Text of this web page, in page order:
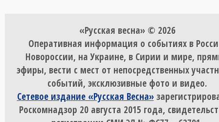
«Русская весна» © 2026
Оперативная информация о событиях в
Новороссии, на Украине, в Сирии и мире,
эфиры, вести с мест от непосредственных
событий, эксклюзивные фото и видео.
Сетевое издание «Русская Весна»
Роскомнадзор 20 августа 2015 года,